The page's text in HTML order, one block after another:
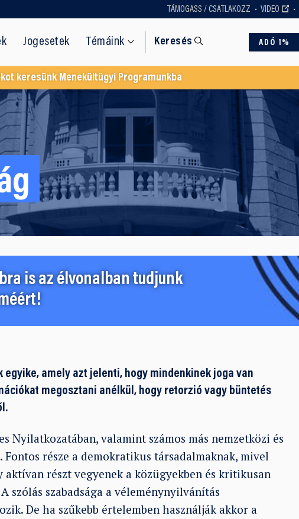
TÁMOGASS / CSATLAKOZZ VIDEO
Jogesetek Témáink Keresés ADÓ 1%
keresünk Menekültügyi Programunkba
is az élvonalban tudjunk
amely azt jelenti, hogy mindenkinek joga van
megosztani anélkül, hogy retorzió vagy büntetés
Nyilatkozatában, valamint számos más nemzetközi és
része a demokratikus társadalmaknak, mivel
részt vegyenek a közügyekben és kritikusan
szólás szabadsága a véleménynyilvánítás
De ha szűkebb értelemben használják akkor a